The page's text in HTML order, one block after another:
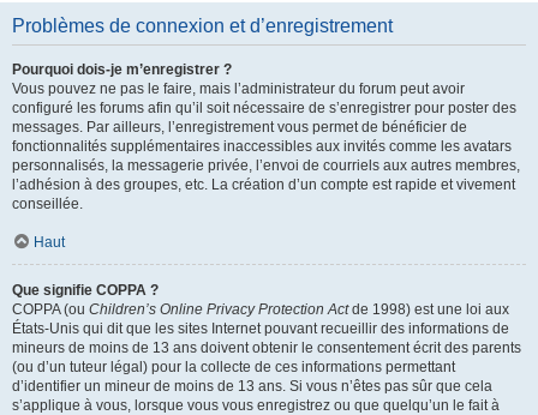
Problèmes de connexion et d’enregistrement
Pourquoi dois-je m’enregistrer ?
Vous pouvez ne pas le faire, mais l’administrateur du forum peut avoir
configuré les forums afin qu’il soit nécessaire de s’enregistrer pour poster des
messages. Par ailleurs, l’enregistrement vous permet de bénéficier de
fonctionnalités supplémentaires inaccessibles aux invités comme les avatars
personnalisés, la messagerie privée, l’envoi de courriels aux autres membres,
l’adhésion à des groupes, etc. La création d’un compte est rapide et vivement
conseillée.
Haut
Que signifie COPPA ?
COPPA (ou Children’s Online Privacy Protection Actde 1998) est une loi aux
États-Unis qui dit que les sites Internet pouvant recueillir des informations de
mineurs de moins de 13 ans doivent obtenir le consentement écrit des parents
(ou d’un tuteur légal) pour la collecte de ces informations permettant
d’identifier un mineur de moins de 13 ans. Si vous n’êtes pas sûr que cela
s’applique à vous, lorsque vous vous enregistrez ou que quelqu’un le fait à